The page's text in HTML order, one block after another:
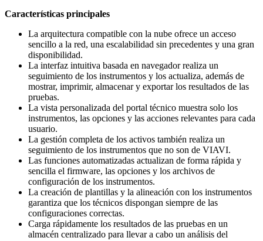
Características principales
La arquitectura compatible con la nube ofrece un acceso
sencillo a la red, una escalabilidad sin precedentes y una gran
disponibilidad.
La interfaz intuitiva basada en navegador realiza un
seguimiento de los instrumentos y los actualiza, además de
mostrar, imprimir, almacenar y exportar los resultados de las
pruebas.
La vista personalizada del portal técnico muestra solo los
instrumentos, las opciones y las acciones relevantes para cada
usuario.
La gestión completa de los activos también realiza un
seguimiento de los instrumentos que no son de VIAVI.
Las funciones automatizadas actualizan de forma rápida y
sencilla el firmware, las opciones y los archivos de
configuración de los instrumentos.
La creación de plantillas y la alineación con los instrumentos
garantiza que los técnicos dispongan siempre de las
configuraciones correctas.
Carga rápidamente los resultados de las pruebas en un
almacén centralizado para llevar a cabo un análisis del